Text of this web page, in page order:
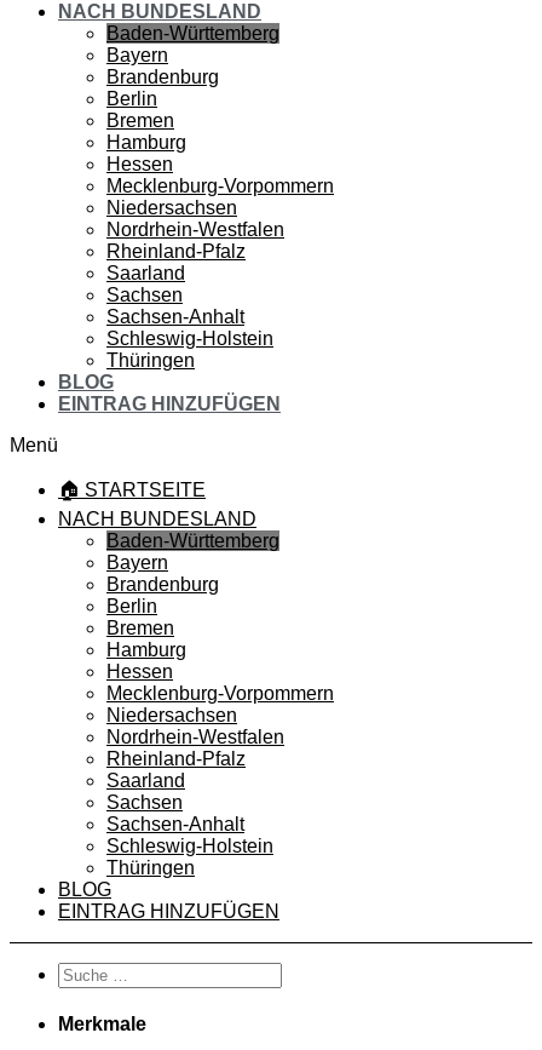
NACH BUNDESLAND
Baden-Württemberg
Bayern
Brandenburg
Berlin
Bremen
Hamburg
Hessen
Mecklenburg-Vorpommern
Niedersachsen
Nordrhein-Westfalen
Rheinland-Pfalz
Saarland
Sachsen
Sachsen-Anhalt
Schleswig-Holstein
Thüringen
BLOG
EINTRAG HINZUFÜGEN
Menü
🏠 STARTSEITE
NACH BUNDESLAND
Baden-Württemberg
Bayern
Brandenburg
Berlin
Bremen
Hamburg
Hessen
Mecklenburg-Vorpommern
Niedersachsen
Nordrhein-Westfalen
Rheinland-Pfalz
Saarland
Sachsen
Sachsen-Anhalt
Schleswig-Holstein
Thüringen
BLOG
EINTRAG HINZUFÜGEN
Merkmale